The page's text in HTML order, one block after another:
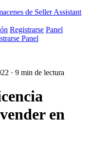
de Seller Assistant
Registrarse Panel
Panel
· 9 min de lectura
en